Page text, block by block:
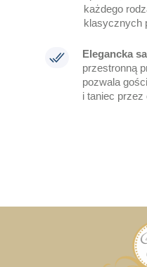
każdego
klasycznych
Elegancka
przestronną
pozwala
i taniec przez